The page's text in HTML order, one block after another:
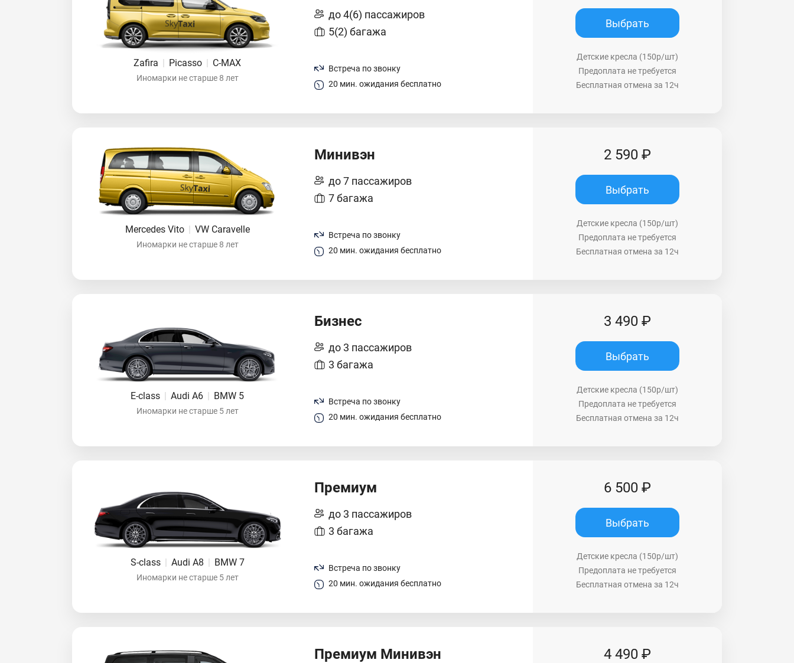
Zafira | Picasso | C-MAX
Иномарки не старше 8 лет
до 4(6) пассажиров
5(2) багажа
Встреча по звонку
20 мин. ожидания бесплатно
Выбрать
Детские кресла (150р/шт)
Предоплата не требуется
Бесплатная отмена за 12ч
Mercedes Vito | VW Caravelle
Иномарки не старше 8 лет
Минивэн
до 7 пассажиров
7 багажа
Встреча по звонку
20 мин. ожидания бесплатно
2 590 ₽
Выбрать
Детские кресла (150р/шт)
Предоплата не требуется
Бесплатная отмена за 12ч
E-class | Audi A6 | BMW 5
Иномарки не старше 5 лет
Бизнес
до 3 пассажиров
3 багажа
Встреча по звонку
20 мин. ожидания бесплатно
3 490 ₽
Выбрать
Детские кресла (150р/шт)
Предоплата не требуется
Бесплатная отмена за 12ч
S-class | Audi A8 | BMW 7
Иномарки не старше 5 лет
Премиум
до 3 пассажиров
3 багажа
Встреча по звонку
20 мин. ожидания бесплатно
6 500 ₽
Выбрать
Детские кресла (150р/шт)
Предоплата не требуется
Бесплатная отмена за 12ч
Премиум Минивэн 4 490 ₽